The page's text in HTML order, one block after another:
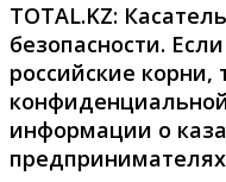
TOTAL.KZ:
безопасности.
российские корни,
информации о